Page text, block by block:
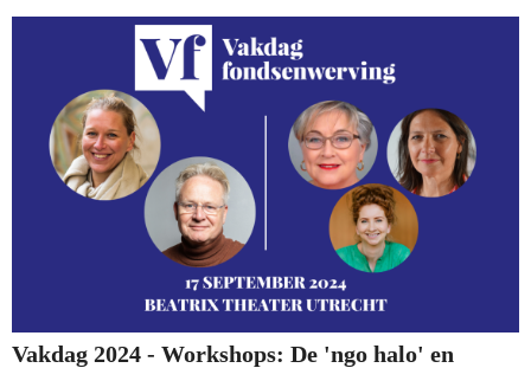
begroting voor internationaal cultuurbeleid.
Vakdag 2024 - Workshops: De 'ngo halo' en